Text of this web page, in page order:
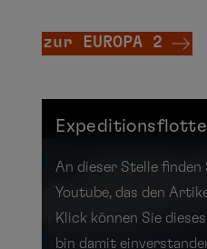
zur EUROPA 2
Expeditionsflotte
An dieser Stelle finden
Youtube, das den
Klick können Sie
bin damit